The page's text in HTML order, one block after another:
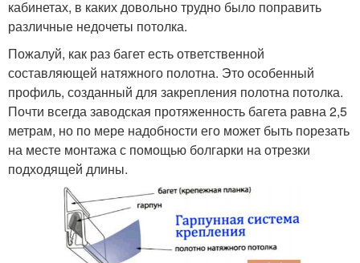
кабинетах, в каких довольно трудно было поправить
различные недочеты потолка.
Пожалуй, как раз багет есть ответственной
составляющей натяжного полотна. Это особенный
профиль, созданный для закрепления полотна потолка.
Почти всегда заводская протяженность багета равна 2,5
метрам, но по мере надобности его может быть порезать
на месте монтажа с помощью болгарки на отрезки
подходящей длины.